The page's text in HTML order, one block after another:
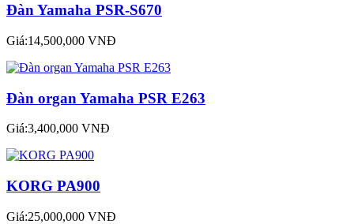
Đàn Yamaha PSR-S670
Giá:14,500,000 VNĐ
Đàn organ Yamaha PSR E263
Giá:3,400,000 VNĐ
KORG PA900
Giá:25,000,000 VNĐ